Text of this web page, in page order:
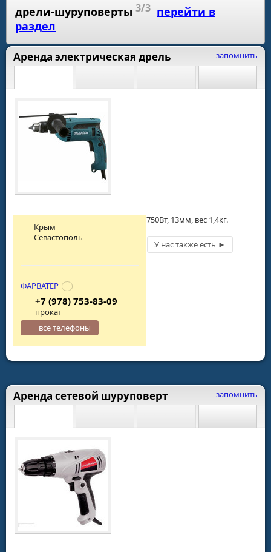
дрели-шуруповерты 3/3 перейти в
раздел
запомнить
Аренда электрическая дрель
750Вт, 13мм, вес 1,4кг.
Крым
Севастополь
ФАРВАТЕР
+7 (978) 753-83-09
прокат
все телефоны
запомнить
Аренда сетевой шуруповерт